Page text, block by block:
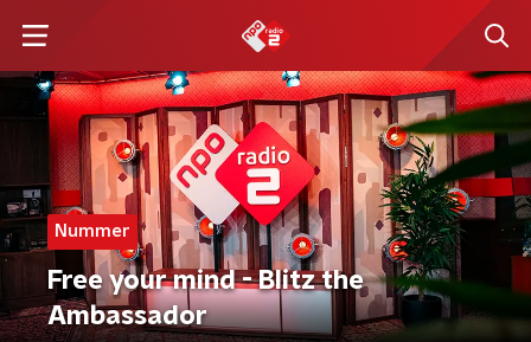
Nummer
Free your mind - Blitz the
Ambassador